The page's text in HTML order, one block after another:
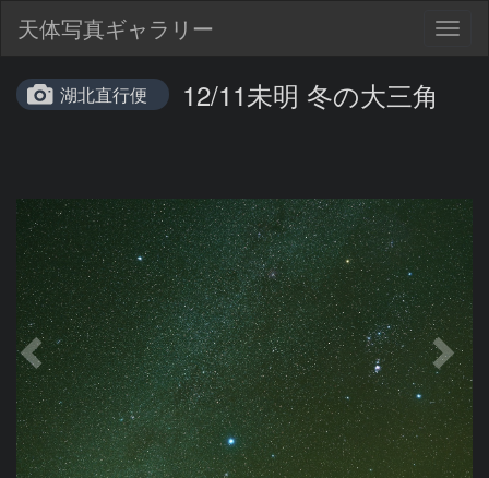
天体写真ギャラリー
湖北直行便 12/11未明 冬の大三角